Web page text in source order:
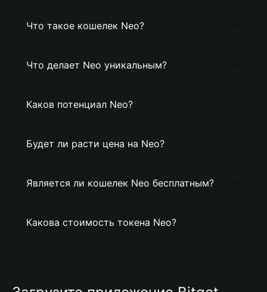
Что такое кошелек Neo?
Что делает Neo уникальным?
Каков потенциал Neo?
Будет ли расти цена на Neo?
Является ли кошелек Neo бесплатным?
Какова стоимость токена Neo?